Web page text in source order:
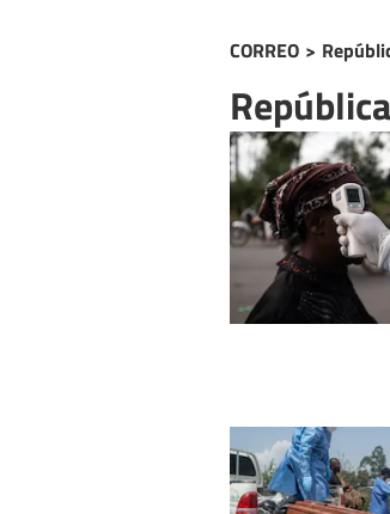
CORREO >